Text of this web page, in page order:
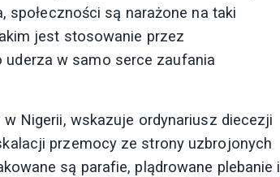
są narażone na taki
jest stosowanie przez
w samo serce zaufania
Nigerii, wskazuje ordynariusz diecezji
przemocy ze strony uzbrojonych
są parafie, plądrowane plebanie i